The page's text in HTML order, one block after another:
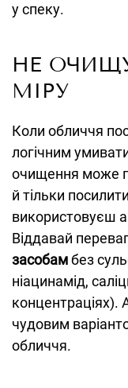
у спеку.
НЕ
МІРУ
Коли обличчя
логічним
очищення може
й тільки
використовуєш
Віддавай
засобамбез
ніацинамід,
концентраціях).
чудовим
обличчя.